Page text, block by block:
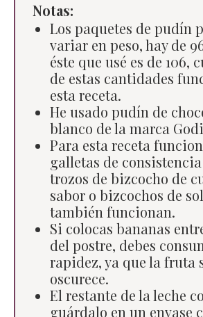
Notas:
Los paquetes de pudín
variar en peso, hay de
éste que usé es de 106,
de estas cantidades
esta receta.
He usado pudín de
blanco de la marca
Para esta receta
galletas de
trozos de bizcocho de
sabor o bizcochos de
también funcionan.
Si colocas bananas
del postre, debes
rapidez, ya que la fruta
oscurece.
El restante de la leche
guárdalo en un envase